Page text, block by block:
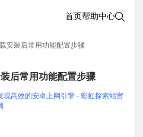
首页帮助中心
安装后常用功能配置步骤
后常用功能配置步骤
现高效的安卓上网引擎 - 彩虹探索站官